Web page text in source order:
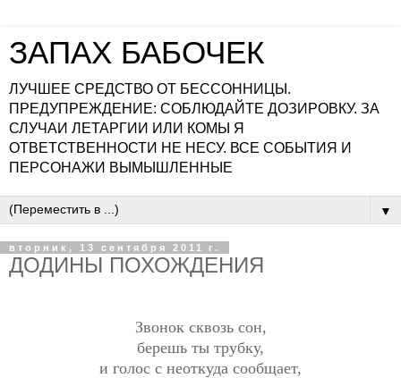
ЗАПАХ БАБОЧЕК
ЛУЧШЕЕ СРЕДСТВО ОТ БЕССОННИЦЫ.
ПРЕДУПРЕЖДЕНИЕ: СОБЛЮДАЙТЕ ДОЗИРОВКУ. ЗА
СЛУЧАИ ЛЕТАРГИИ ИЛИ КОМЫ Я
ОТВЕТСТВЕННОСТИ НЕ НЕСУ. ВСЕ СОБЫТИЯ И
ПЕРСОНАЖИ ВЫМЫШЛЕННЫЕ
▼
вторник, 13 сентября 2011 г.
ДОДИНЫ ПОХОЖДЕНИЯ
Звонок сквозь сон,
берешь ты трубку,
и голос с неоткуда сообщает,